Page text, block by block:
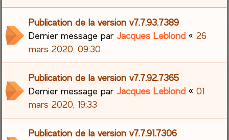
Publication de la version v7.7.93.7389
Dernier message parJacques Leblond «26
mars 2020, 09:30
Publication de la version v7.7.92.7365
Dernier message parJacques Leblond «01
mars 2020, 19:33
Publication de la version v7.7.91.7306